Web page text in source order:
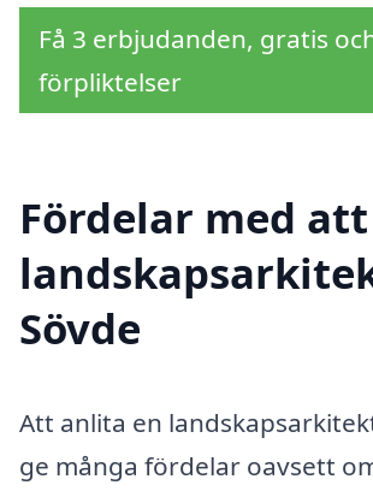
Få 3 erbjudanden, gratis
förpliktelser
Fördelar med
Sövde
Att anlita en
ge många fördelar oavsett